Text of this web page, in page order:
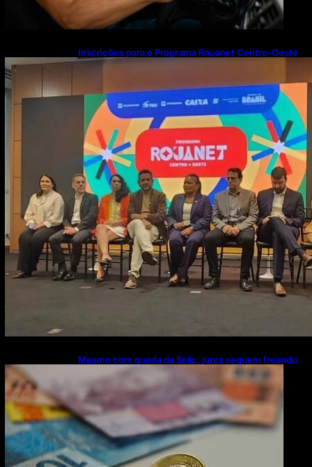
Inscrições para o Programa Rouanet Centro-Oeste
seguem abertas até 13 de agosto
Mesmo com queda da Selic, juros seguem freando
investimentos, diz CNI